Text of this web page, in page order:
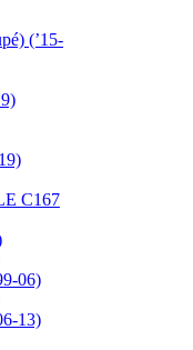
(’15-
C167
06)
13)